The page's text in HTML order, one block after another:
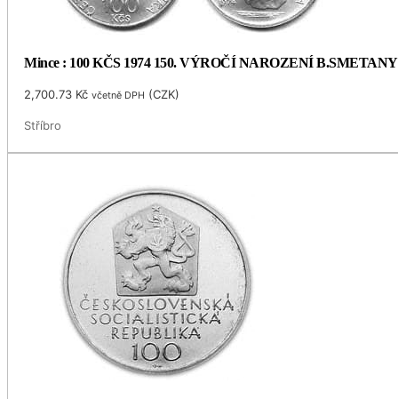
Mince : 100 KČS 1974 150. VÝROČÍ NAROZENÍ B.SMETANY
2,700.73 Kč včetně DPH (CZK)
Stříbro